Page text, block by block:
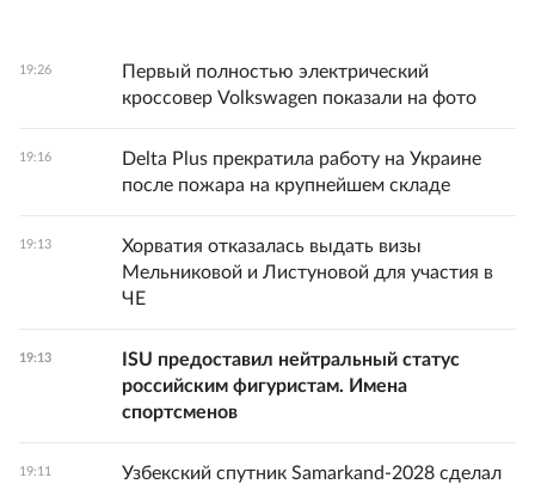
19:26
Первый полностью электрический
кроссовер Volkswagen показали на фото
19:16
Delta Plus прекратила работу на Украине
после пожара на крупнейшем складе
19:13
Хорватия отказалась выдать визы
Мельниковой и Листуновой для участия в
ЧЕ
19:13
ISU предоставил нейтральный статус
российским фигуристам. Имена
спортсменов
19:11
Узбекский спутник Samarkand-2028 сделал